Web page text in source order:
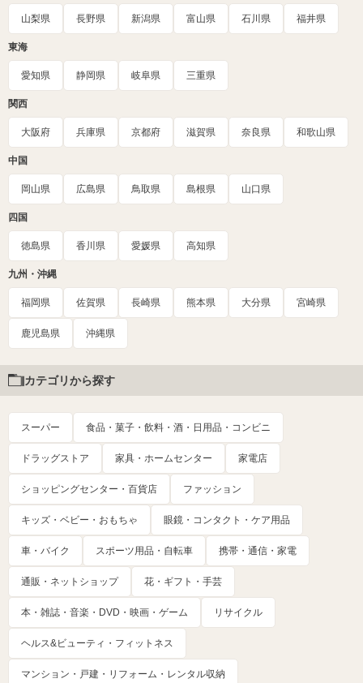
山梨県 長野県 新潟県 富山県 石川県 福井県
東海
愛知県 静岡県 岐阜県 三重県
関西
大阪府 兵庫県 京都府 滋賀県 奈良県 和歌山県
中国
岡山県 広島県 鳥取県 島根県 山口県
四国
徳島県 香川県 愛媛県 高知県
九州・沖縄
福岡県 佐賀県 長崎県 熊本県 大分県 宮崎県
鹿児島県 沖縄県
カテゴリから探す
スーパー 食品・菓子・飲料・酒・日用品・コンビニ
ドラッグストア 家具・ホームセンター 家電店
ショッピングセンター・百貨店 ファッション
キッズ・ベビー・おもちゃ 眼鏡・コンタクト・ケア用品
車・バイク スポーツ用品・自転車 携帯・通信・家電
通販・ネットショップ 花・ギフト・手芸
本・雑誌・音楽・DVD・映画・ゲーム リサイクル
ヘルス&ビューティ・フィットネス
マンション・戸建・リフォーム・レンタル収納